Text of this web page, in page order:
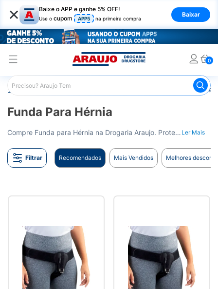
× Baixe o APP e ganhe 5% OFF!
Use o cupom APP5 na primeira compra
Baixar
0
Araujo Saúde e Bem Estar Funda para
Funda Para Hérnia
Compre Funda para Hérnia na Drogaria Araujo. Proteção para a sua recuperação. Entrega para todo o Brasil. Ler Mais
Filtrar Recomendados Mais Vendidos Melhores